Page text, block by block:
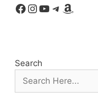
Facebook
Instagram
YouTube
Telegram
Search